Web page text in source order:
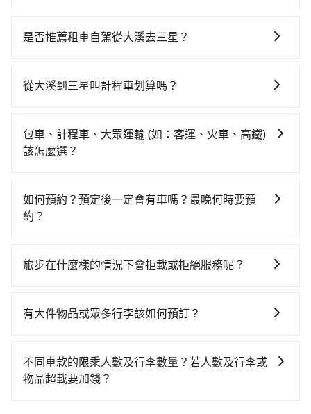
06:49一直到23:24，桃園-南港一天最多有72班次高鐵可
站後，步行進站、現場購票並於月台排隊的時間約15分
待車站前排班的計程車，搭上小黃後約花85分鐘、車費
2,100元後，抵達宜蘭縣三星鄉的目的地。全程加上轉車
費約2,440元，費時1小時47分鐘。選擇搭乘高鐵而不預
約包車，不僅至少額外負擔760元車資，而且更會額外浪
是否推薦租車自駕從大溪去三星？
時不需要閉目養神（因為要自己開車），最重要的是你
$115~205承租小轎車，每公里再額外加收$3.2，從大溪
到三星的花費預估為$1,600~2,150（金額差異來自於平
額外的汽車保險與可能的罰單都需自付。再者，和運的
iRent只提供最基本的車型，如Toyota Yaris、Prius C、
最令人詬病的就是車況，打開車門才發現仍有上一組乘
約了時間但上一位用戶卻遲遲尚未歸還，又或者要還車
看似方便，但實際使用時還是有其區域的限制，實際可
停靠的地點與你的上下車地點仍有段距離，在遇到下雨
從大溪到三星叫計程車划算嗎？
灣大車隊、Uber、Line Taxi、Yoxi等，如果在路邊攔不
到車，也可考慮打電話至桃園市大溪區當地唯一的計程
$900。但如果要考慮到回程，宜蘭縣僅有合法計程車約
750輛，數量約為桃園市的15%、密度僅雙北的0.9%，
擇。
包車、計程車、大眾運輸 (如：客運、火車、高鐵)
該怎麼選？
擇： 預算：不同交通工具價格不同，可先確定您的預
算。計程車最貴，而大眾運輸通常較便宜。 行程：需多
車。 旅行人數：人數多時包車較方便舒適且每個人攤提
車，不趕時間即可選用大眾運輸。 便利性：需要便利性
如何預約？預定後一定會有車嗎？最晚何時要預
約？
輸入上下車地點或地址，三秒內即可查到真實價格，照
確認信，如此就完成預約了，而司機與車輛的詳細資
以前完成預約，越早下訂價格越低價，如臨時需要，前
一天傍晚五點前仍會收單，最遲如當天下午過後乘車，
旅步在什麼樣的情況下會拒載或拒絕服務呢？
原因，司機有權拒絕服務： 1) 當日搭車人數或行李超過
同行，卻無自備或加購兒童座椅。提醒您，為了保護孩
童的安全，依道路交通安全規則規定，四歲以下的孩童
有大件物品或眾多行李該如何預訂？
30吋的行李箱，但如有大件行李、衝浪板、樂器、廣告
看板、床墊、折疊單車、家電等，在乘客人數不多的情
不同車款的限乘人數及行李數量？若人數及行李或
物品超載要加錢？